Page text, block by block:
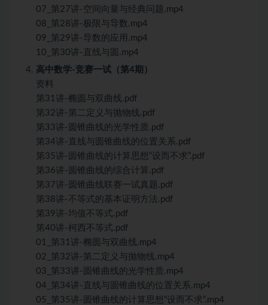
07_第27讲-空间向量与经典问题.mp4
08_第28讲-极限与导数.mp4
09_第29讲-导数的应用.mp4
10_第30讲-直线与圆.mp4
高中数学-竞赛一试（第4期）
资料
第31讲-椭圆与双曲线.pdf
第32讲-第二定义与抛物线.pdf
第33讲-圆锥曲线的光学性质.pdf
第34讲-直线与圆锥曲线的位置关系.pdf
第35讲-圆锥曲线的计算思想“设而不求”.pdf
第36讲-圆锥曲线的综合计算.pdf
第37讲-圆锥曲线联赛一试真题.pdf
第38讲-不等式的基本证明方法.pdf
第39讲-均值不等式.pdf
第40讲-柯西不等式.pdf
01_第31讲-椭圆与双曲线.mp4
02_第32讲-第二定义与抛物线.mp4
03_第33讲-圆锥曲线的光学性质.mp4
04_第34讲-直线与圆锥曲线的位置关系.mp4
05_第35讲-圆锥曲线的计算思想“设而不求”.mp4